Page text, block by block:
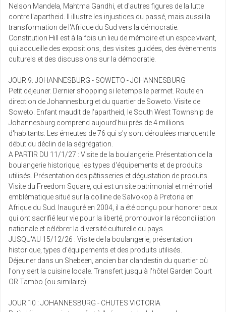
Nelson Mandela, Mahtma Gandhi, et d'autres figures de la lutte
contre l'apartheid. Il illustre les injustices du passé, mais aussi la
transformation de l'Afrique du Sud vers la démocratie.
Constitution Hill est à la fois un lieu de mémoire et un espce vivant,
qui accueille des expositions, des visites guidées, des évènements
culturels et des discussions sur la démocratie.
JOUR 9: JOHANNESBURG - SOWETO - JOHANNESBURG
Petit déjeuner. Dernier shopping si le temps le permet. Route en
direction de Johannesburg et du quartier de Soweto. Visite de
Soweto. Enfant maudit de l'apartheid, le South West Township de
Johannesburg comprend aujourd'hui près de 4 millions
d'habitants. Les émeutes de 76 qui s'y sont déroulées marquent le
début du déclin de la ségrégation.
A PARTIR DU 11/1/27 : Visite de la boulangerie. Présentation de la
boulangerie historique, les types d'équipements et de produits
utilisés. Présentation des pâtisseries et dégustation de produits.
Visite du Freedom Square, qui est un site patrimonial et mémoriel
emblématique situé sur la colline de Salvokop à Pretoria en
Afrique du Sud. Inauguré en 2004, il a été conçu pour honorer ceux
qui ont sacrifié leur vie pour la liberté, promouvoir la réconciliation
nationale et célébrer la diversité culturelle du pays.
JUSQU'AU 15/12/26 : Visite de la boulangerie, présentation
historique, types d'équipements et des produits utilisés.
Déjeuner dans un Shebeen, ancien bar clandestin du quartier où
l'on y sert la cuisine locale. Transfert jusqu'à l'hôtel Garden Court
OR Tambo (ou similaire).
JOUR 10 : JOHANNESBURG - CHUTES VICTORIA